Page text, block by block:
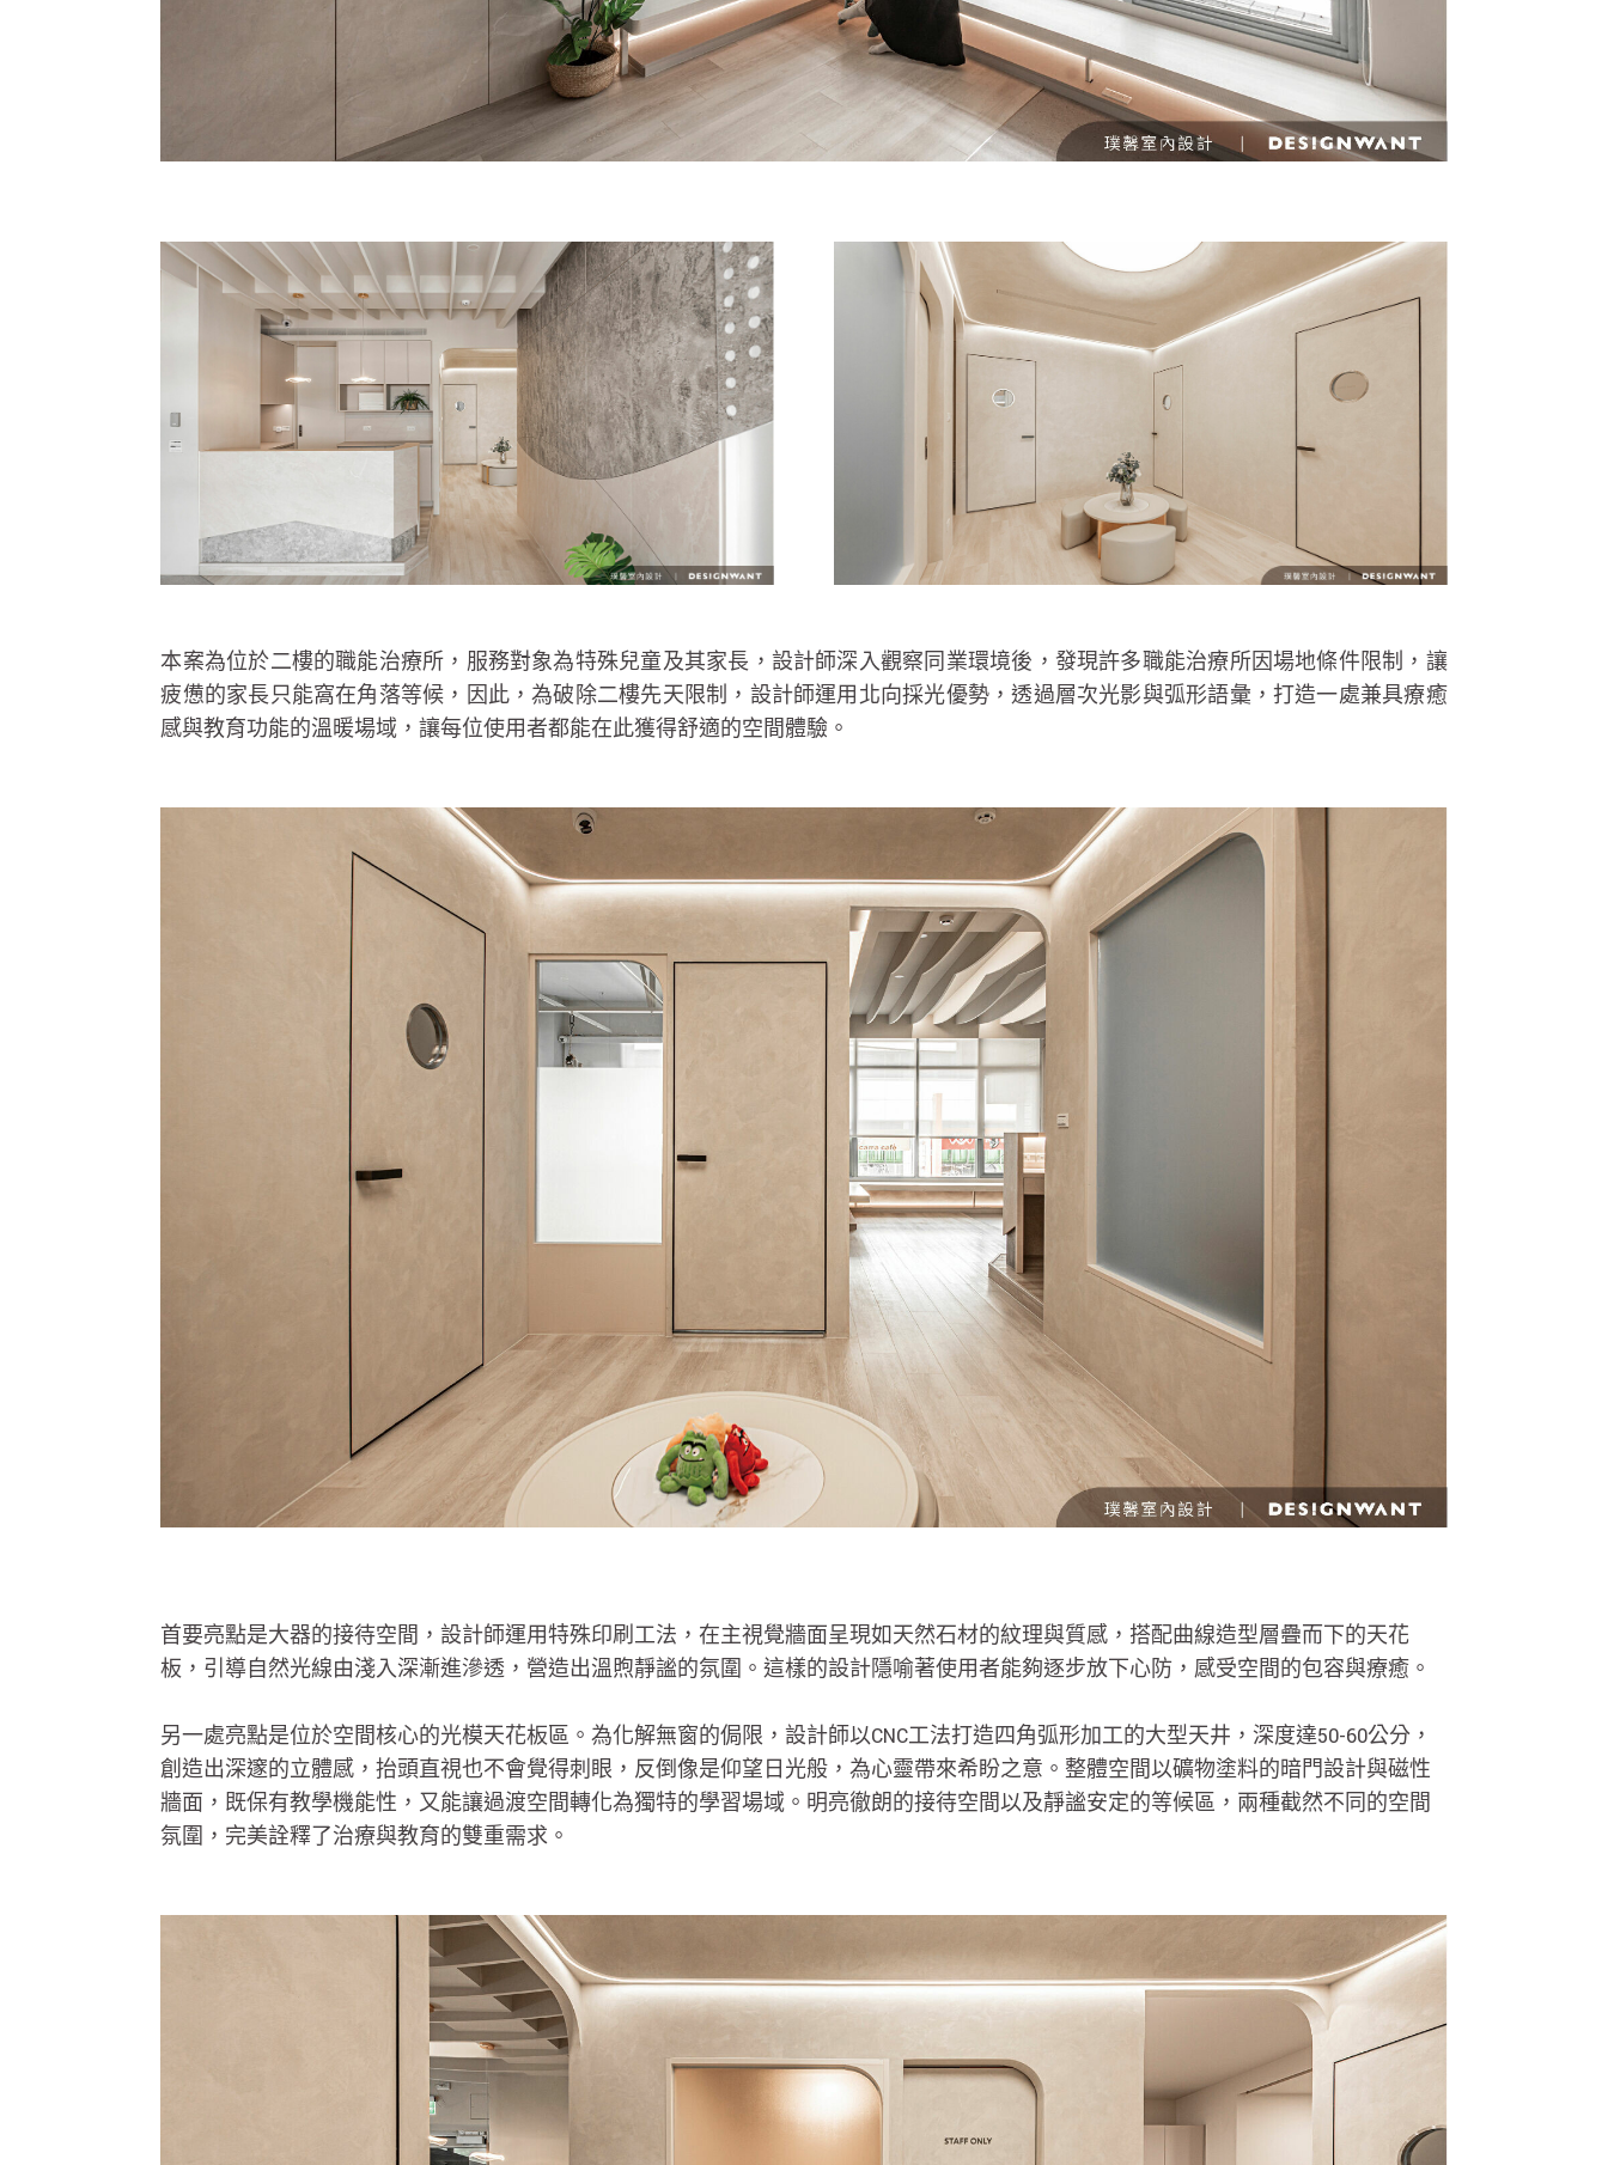
本案為位於二樓的職能治療所，服務對象為特殊兒童及其家長，設計師深入觀察同業環境後，發現許多職能治療所因場地條件限制，讓
疲憊的家長只能窩在角落等候，因此，為破除二樓先天限制，設計師運用北向採光優勢，透過層次光影與弧形語彙，打造一處兼具療癒
感與教育功能的溫暖場域，讓每位使用者都能在此獲得舒適的空間體驗。
首要亮點是大器的接待空間，設計師運用特殊印刷工法，在主視覺牆面呈現如天然石材的紋理與質感，搭配曲線造型層疊而下的天花
板，引導自然光線由淺入深漸進滲透，營造出溫煦靜謐的氛圍。這樣的設計隱喻著使用者能夠逐步放下心防，感受空間的包容與療癒。
另一處亮點是位於空間核心的光模天花板區。為化解無窗的侷限，設計師以CNC工法打造四角弧形加工的大型天井，深度達50-60公分，
創造出深邃的立體感，抬頭直視也不會覺得刺眼，反倒像是仰望日光般，為心靈帶來希盼之意。整體空間以礦物塗料的暗門設計與磁性
牆面，既保有教學機能性，又能讓過渡空間轉化為獨特的學習場域。明亮徹朗的接待空間以及靜謐安定的等候區，兩種截然不同的空間
氛圍，完美詮釋了治療與教育的雙重需求。